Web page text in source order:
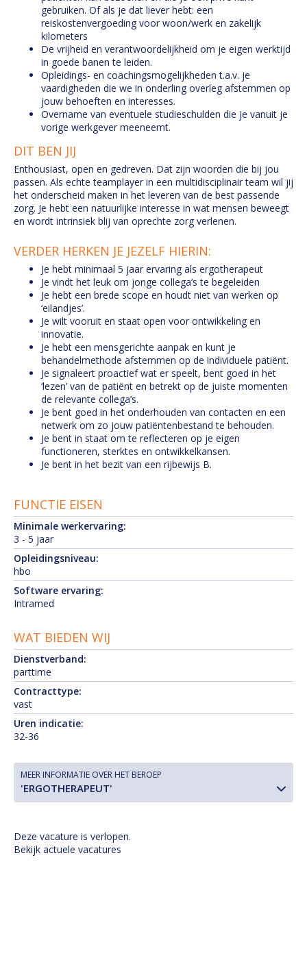
gebruiken. Of als je dat liever hebt: een
reiskostenvergoeding voor woon/werk en zakelijk
kilometers
De vrijheid en verantwoordelijkheid om je eigen werktijd
in goede banen te leiden.
Opleidings- en coachingsmogelijkheden t.a.v. je
vaardigheden die we in onderling overleg afstemmen op
jouw behoeften en interesses.
Overname van eventuele studieschulden die je vanuit je
vorige werkgever meeneemt.
DIT BEN JIJ
Enthousiast, open en gedreven. Dat zijn woorden die bij jou
passen. Als echte teamplayer in een multidisciplinair team wil jij
het onderscheid maken in het leveren van de best passende
zorg. Je hebt een natuurlijke interesse in wat mensen beweegt
en wordt intrinsiek blij van oprechte zorg verlenen.
VERDER HERKEN JE JEZELF HIERIN:
Je hebt minimaal 5 jaar ervaring als ergotherapeut
Je vindt het leuk om jonge collega’s te begeleiden
Je hebt een brede scope en houdt niet van werken op
‘eilandjes’.
Je wilt vooruit en staat open voor ontwikkeling en
innovatie.
Je hebt een mensgerichte aanpak en kunt je
behandelmethode afstemmen op de individuele patiënt.
Je signaleert proactief wat er speelt, bent goed in het
‘lezen’ van de patiënt en betrekt op de juiste momenten
de relevante collega’s.
Je bent goed in het onderhouden van contacten en een
netwerk om zo jouw patiëntenbestand te behouden.
Je bent in staat om te reflecteren op je eigen
functioneren, sterktes en ontwikkelkansen.
Je bent in het bezit van een rijbewijs B.
FUNCTIE EISEN
Minimale werkervaring:
3 - 5 jaar
Opleidingsniveau:
hbo
Software ervaring:
Intramed
WAT BIEDEN WIJ
Dienstverband:
parttime
Contracttype:
vast
Uren indicatie:
32-36
MEER INFORMATIE OVER HET BEROEP
'ERGOTHERAPEUT'
Deze vacature is verlopen.
Bekijk actuele vacatures